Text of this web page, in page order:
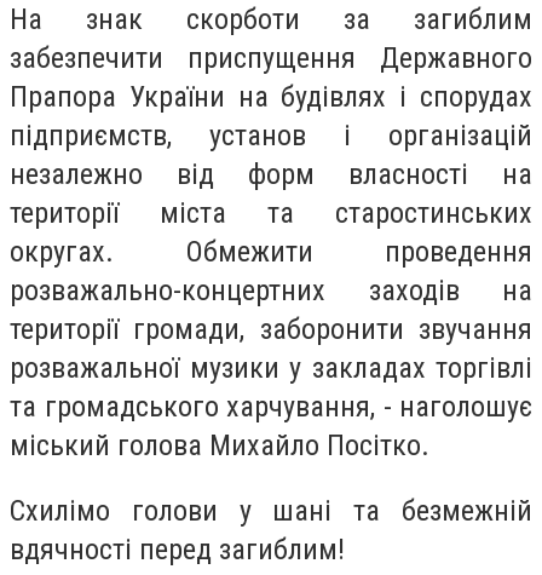
На знак скорботи за загиблим
забезпечити приспущення Державного
Прапора України на будівлях і спорудах
підприємств, установ і організацій
незалежно від форм власності на
території міста та старостинських
округах. Обмежити проведення
розважально-концертних заходів на
території громади, заборонити звучання
розважальної музики у закладах торгівлі
та громадського харчування, - наголошує
міський голова Михайло Посітко.
Схилімо голови у шані та безмежній
вдячності перед загиблим!